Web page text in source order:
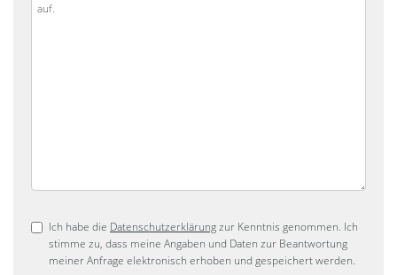
Ich habe die Datenschutzerklärungzur Kenntnis genommen. Ich
stimme zu, dass meine Angaben und Daten zur Beantwortung
meiner Anfrage elektronisch erhoben und gespeichert werden.